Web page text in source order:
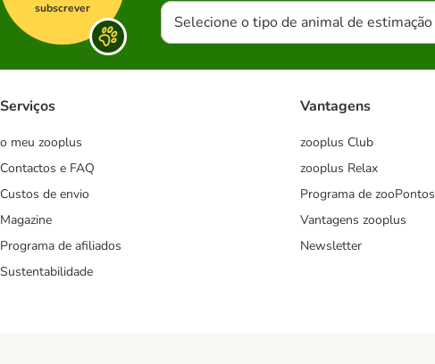
subscrever
Selecione o tipo de animal de estimação
Serviços
o meu zooplus
Contactos e FAQ
Custos de envio
Magazine
Programa de afiliados
Sustentabilidade
Vantagens
zooplus Club
zooplus Relax
Programa de zooPontos
Vantagens zooplus
Newsletter